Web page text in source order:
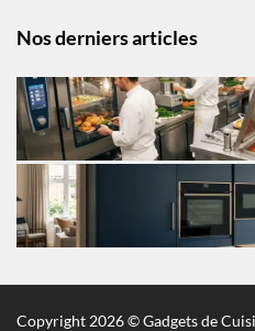
Nos derniers articles
Copyright 2026 © Gadgets de